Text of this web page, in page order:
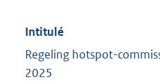
Intitulé
Regeling hotspot-
2025